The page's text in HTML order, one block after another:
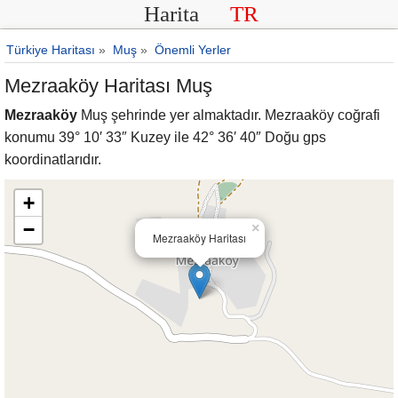
Harita TR
Türkiye Haritası » Muş » Önemli Yerler
Mezraaköy Haritası Muş
Mezraaköy Muş şehrinde yer almaktadır. Mezraaköy coğrafi
konumu 39° 10′ 33″ Kuzey ile 42° 36′ 40″ Doğu gps
koordinatlarıdır.
Mezraaköy Haritası
×
+
−